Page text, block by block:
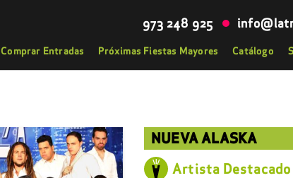
973 248 925
Comprar Entradas Próximas Fiestas Mayores Catálogo
NUEVA ALASKA
Artista Destacado